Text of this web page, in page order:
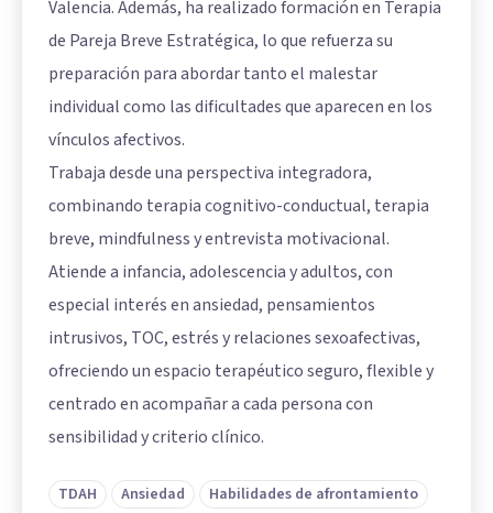
Valencia. Además, ha realizado formación en Terapia
de Pareja Breve Estratégica, lo que refuerza su
preparación para abordar tanto el malestar
individual como las dificultades que aparecen en los
vínculos afectivos.
Trabaja desde una perspectiva integradora,
combinando terapia cognitivo-conductual, terapia
breve, mindfulness y entrevista motivacional.
Atiende a infancia, adolescencia y adultos, con
especial interés en ansiedad, pensamientos
intrusivos, TOC, estrés y relaciones sexoafectivas,
ofreciendo un espacio terapéutico seguro, flexible y
centrado en acompañar a cada persona con
sensibilidad y criterio clínico.
TDAH Ansiedad
Habilidades de afrontamiento